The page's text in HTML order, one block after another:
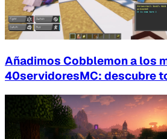
Añadimos Cobblemon a los
40servidoresMC: descubre
puede hacer